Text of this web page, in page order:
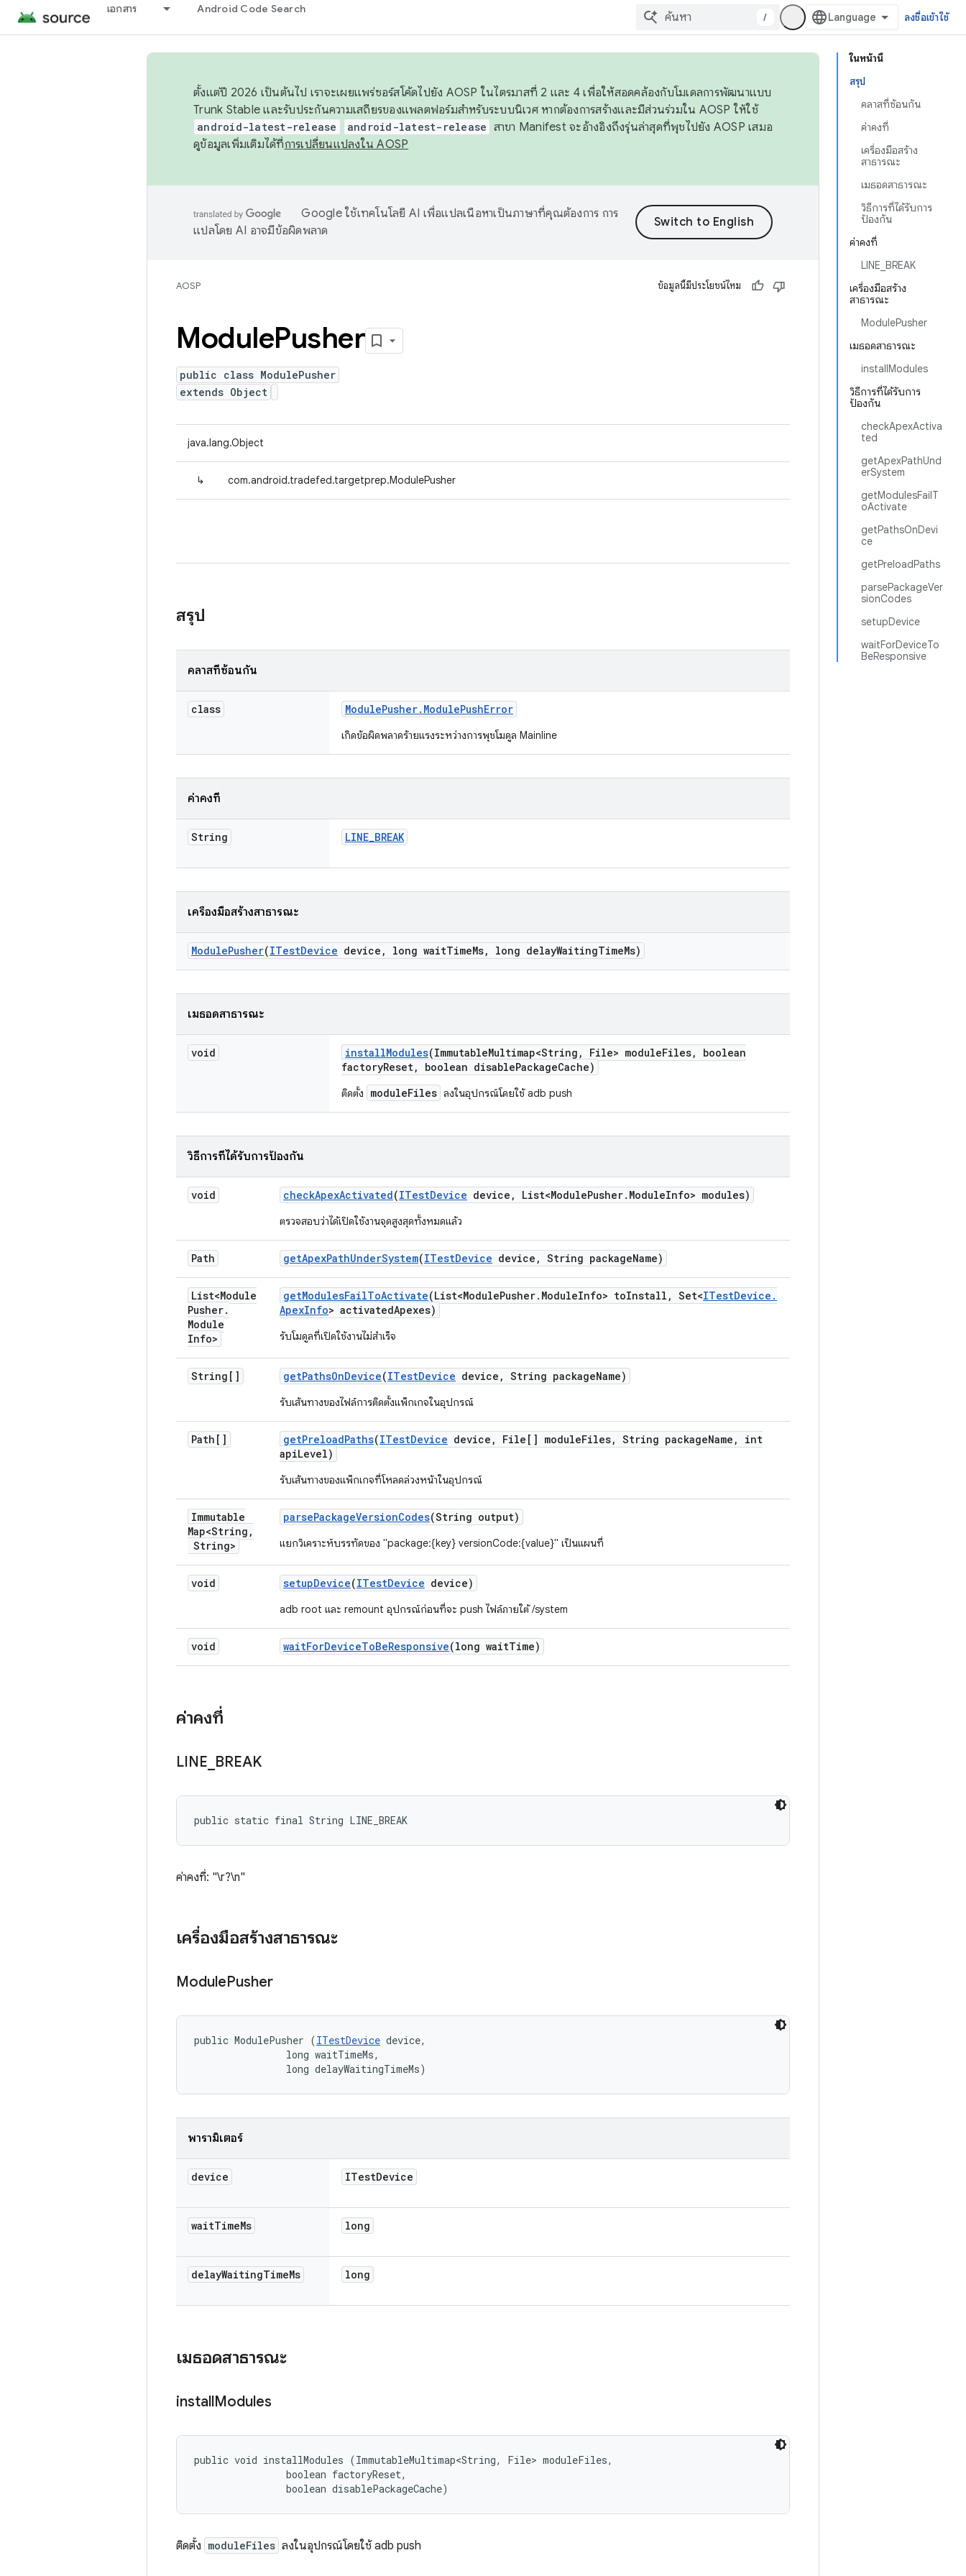
เอกสาร Android Code Search
/ ลงชื่อเข้าใช้
ในหน้านี้
สรุป
คลาสที่ซ้อนกัน
ค่าคงที่
เครื่องมือสร้าง
สาธารณะ
เมธอดสาธารณะ
วิธีการที่ได้รับการ
ป้องกัน
ค่าคงที่
LINE_BREAK
เครื่องมือสร้าง
สาธารณะ
ModulePusher
เมธอดสาธารณะ
installModules
วิธีการที่ได้รับการ
ป้องกัน
checkApexActiva
ted
getApexPathUnd
erSystem
getModulesFailT
oActivate
getPathsOnDevi
ce
getPreloadPaths
parsePackageVer
sionCodes
setupDevice
waitForDeviceTo
BeResponsive
ตั้งแต่ปี 2026 เป็นต้นไป เราจะเผยแพร่ซอร์สโค้ดไปยัง AOSP ในไตรมาสที่ 2 และ 4 เพื่อให้สอดคล้องกับโมเดลการพัฒนาแบบ
Trunk Stable และรับประกันความเสถียรของแพลตฟอร์มสำหรับระบบนิเวศ หากต้องการสร้างและมีส่วนร่วมใน AOSP ให้ใช้
android-latest-release android-latest-release สาขา Manifest จะอ้างอิงถึงรุ่นล่าสุดที่พุชไปยัง AOSP เสมอ
ดูข้อมูลเพิ่มเติมได้ที่การเปลี่ยนแปลงใน AOSP
Google ใช้เทคโนโลยี AI เพื่อแปลเนื้อหาเป็นภาษาที่คุณต้องการ การ
แปลโดย AI อาจมีข้อผิดพลาด
AOSP ข้อมูลนี้มีประโยชน์ไหม
ModulePusher
public class ModulePusher
extends Object
java.lang.Object
↳ com.android.tradefed.targetprep.ModulePusher
สรุป
คลาสที่ซ้อนกัน
class ModulePusher. ModulePushError
เกิดข้อผิดพลาดร้ายแรงระหว่างการพุชโมดูล Mainline
ค่าคงที่
String LINE_BREAK
เครื่องมือสร้างสาธารณะ
ModulePusher(ITestDevice device , long waitTimeMs, long delayWaitingTimeMs)
เมธอดสาธารณะ
void installModules(ImmutableMultimap<String , File> moduleFiles,
boolean
factoryReset, boolean disablePackageCache)
ติดตั้ง moduleFiles ลงในอุปกรณ์โดยใช้ adb push
วิธีการที่ได้รับการป้องกัน
void checkApexActivated(ITestDevice device , List<ModulePusher. ModuleInfo> modules)
ตรวจสอบว่าได้เปิดใช้งานจุดสูงสุดทั้งหมดแล้ว
Path getApexPathUnderSystem(ITestDevice device , String packageName)
List<Module
Pusher.
Module
Info>
getModulesFailToActivate(List<ModulePusher. ModuleInfo> toInstall , Set<ITestDevice .
ApexInfo> activatedApexes)
รับโมดูลที่เปิดใช้งานไม่สำเร็จ
String[] getPathsOnDevice(ITestDevice device , String packageName)
รับเส้นทางของไฟล์การติดตั้งแพ็กเกจในอุปกรณ์
Path[] getPreloadPaths(ITestDevice device , File[] moduleFiles, String packageName ,
int
apiLevel)
รับเส้นทางของแพ็กเกจที่โหลดล่วงหน้าในอุปกรณ์
Immutable
Map<String ,
String>
parsePackageVersionCodes(String output)
แยกวิเคราะห์บรรทัดของ "package:{key} versionCode:{value}" เป็นแผนที่
void setupDevice(ITestDevice device)
adb root และ remount อุปกรณ์ก่อนที่จะ push ไฟล์ภายใต้ /system
void waitForDeviceToBeResponsive(long waitTime)
ค่าคงที่
LINE BREAK
public static final String LINE_BREAK
ค่าคงที่: "\r?\n"
เครื่องมือสร้างสาธารณะ
ModulePusher
public ModulePusher (ITestDevice device,
                long waitTimeMs,
                long delayWaitingTimeMs)
พารามิเตอร์
device ITestDevice
waitTimeMs long
delayWaitingTimeMs long
เมธอดสาธารณะ
installModules
public void installModules (ImmutableMultimap<String, File> moduleFiles,
                boolean factoryReset,
                boolean disablePackageCache)
ติดตั้ง moduleFiles ลงในอุปกรณ์โดยใช้ adb push